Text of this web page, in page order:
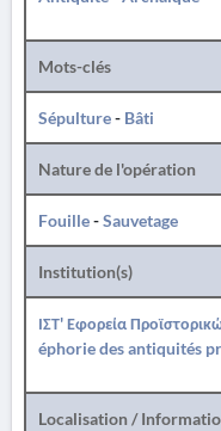
Mots-clés
Sépulture- Bâti
Nature de l'opération
Fouille-Sauvetage
Institution(s)
ΙΣΤ' Εφορεία
éphorie des antiquités
Localisation /